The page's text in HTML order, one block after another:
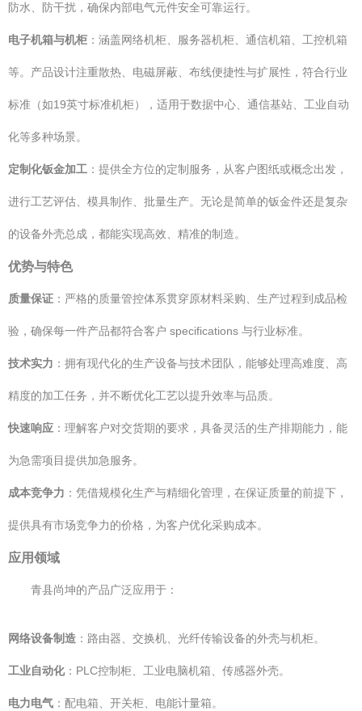
防水、防干扰，确保内部电气元件安全可靠运行。
电子机箱与机柜 ：涵盖网络机柜、服务器机柜、通信机箱、工控机箱
等。产品设计注重散热、电磁屏蔽、布线便捷性与扩展性，符合行业
标准（如19英寸标准机柜），适用于数据中心、通信基站、工业自动
化等多种场景。
定制化钣金加工 ：提供全方位的定制服务，从客户图纸或概念出发，
进行工艺评估、模具制作、批量生产。无论是简单的钣金件还是复杂
的设备外壳总成，都能实现高效、精准的制造。
优势与特色
质量保证 ：严格的质量管控体系贯穿原材料采购、生产过程到成品检
验，确保每一件产品都符合客户 specifications 与行业标准。
技术实力 ：拥有现代化的生产设备与技术团队，能够处理高难度、高
精度的加工任务，并不断优化工艺以提升效率与品质。
快速响应 ：理解客户对交货期的要求，具备灵活的生产排期能力，能
为急需项目提供加急服务。
成本竞争力 ：凭借规模化生产与精细化管理，在保证质量的前提下，
提供具有市场竞争力的价格，为客户优化采购成本。
应用领域
青县尚坤的产品广泛应用于：
网络设备制造 ：路由器、交换机、光纤传输设备的外壳与机柜。
工业自动化：PLC控制柜、工业电脑机箱、传感器外壳。
电力电气 ：配电箱、开关柜、电能计量箱。